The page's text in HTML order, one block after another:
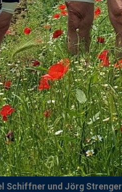
Schiffner und Jörg Strenger